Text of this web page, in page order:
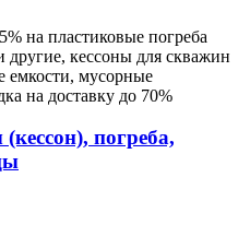
на пластиковые погреба
кессоны для скважин
емкости, мусорные
на доставку до 70%
погреба,